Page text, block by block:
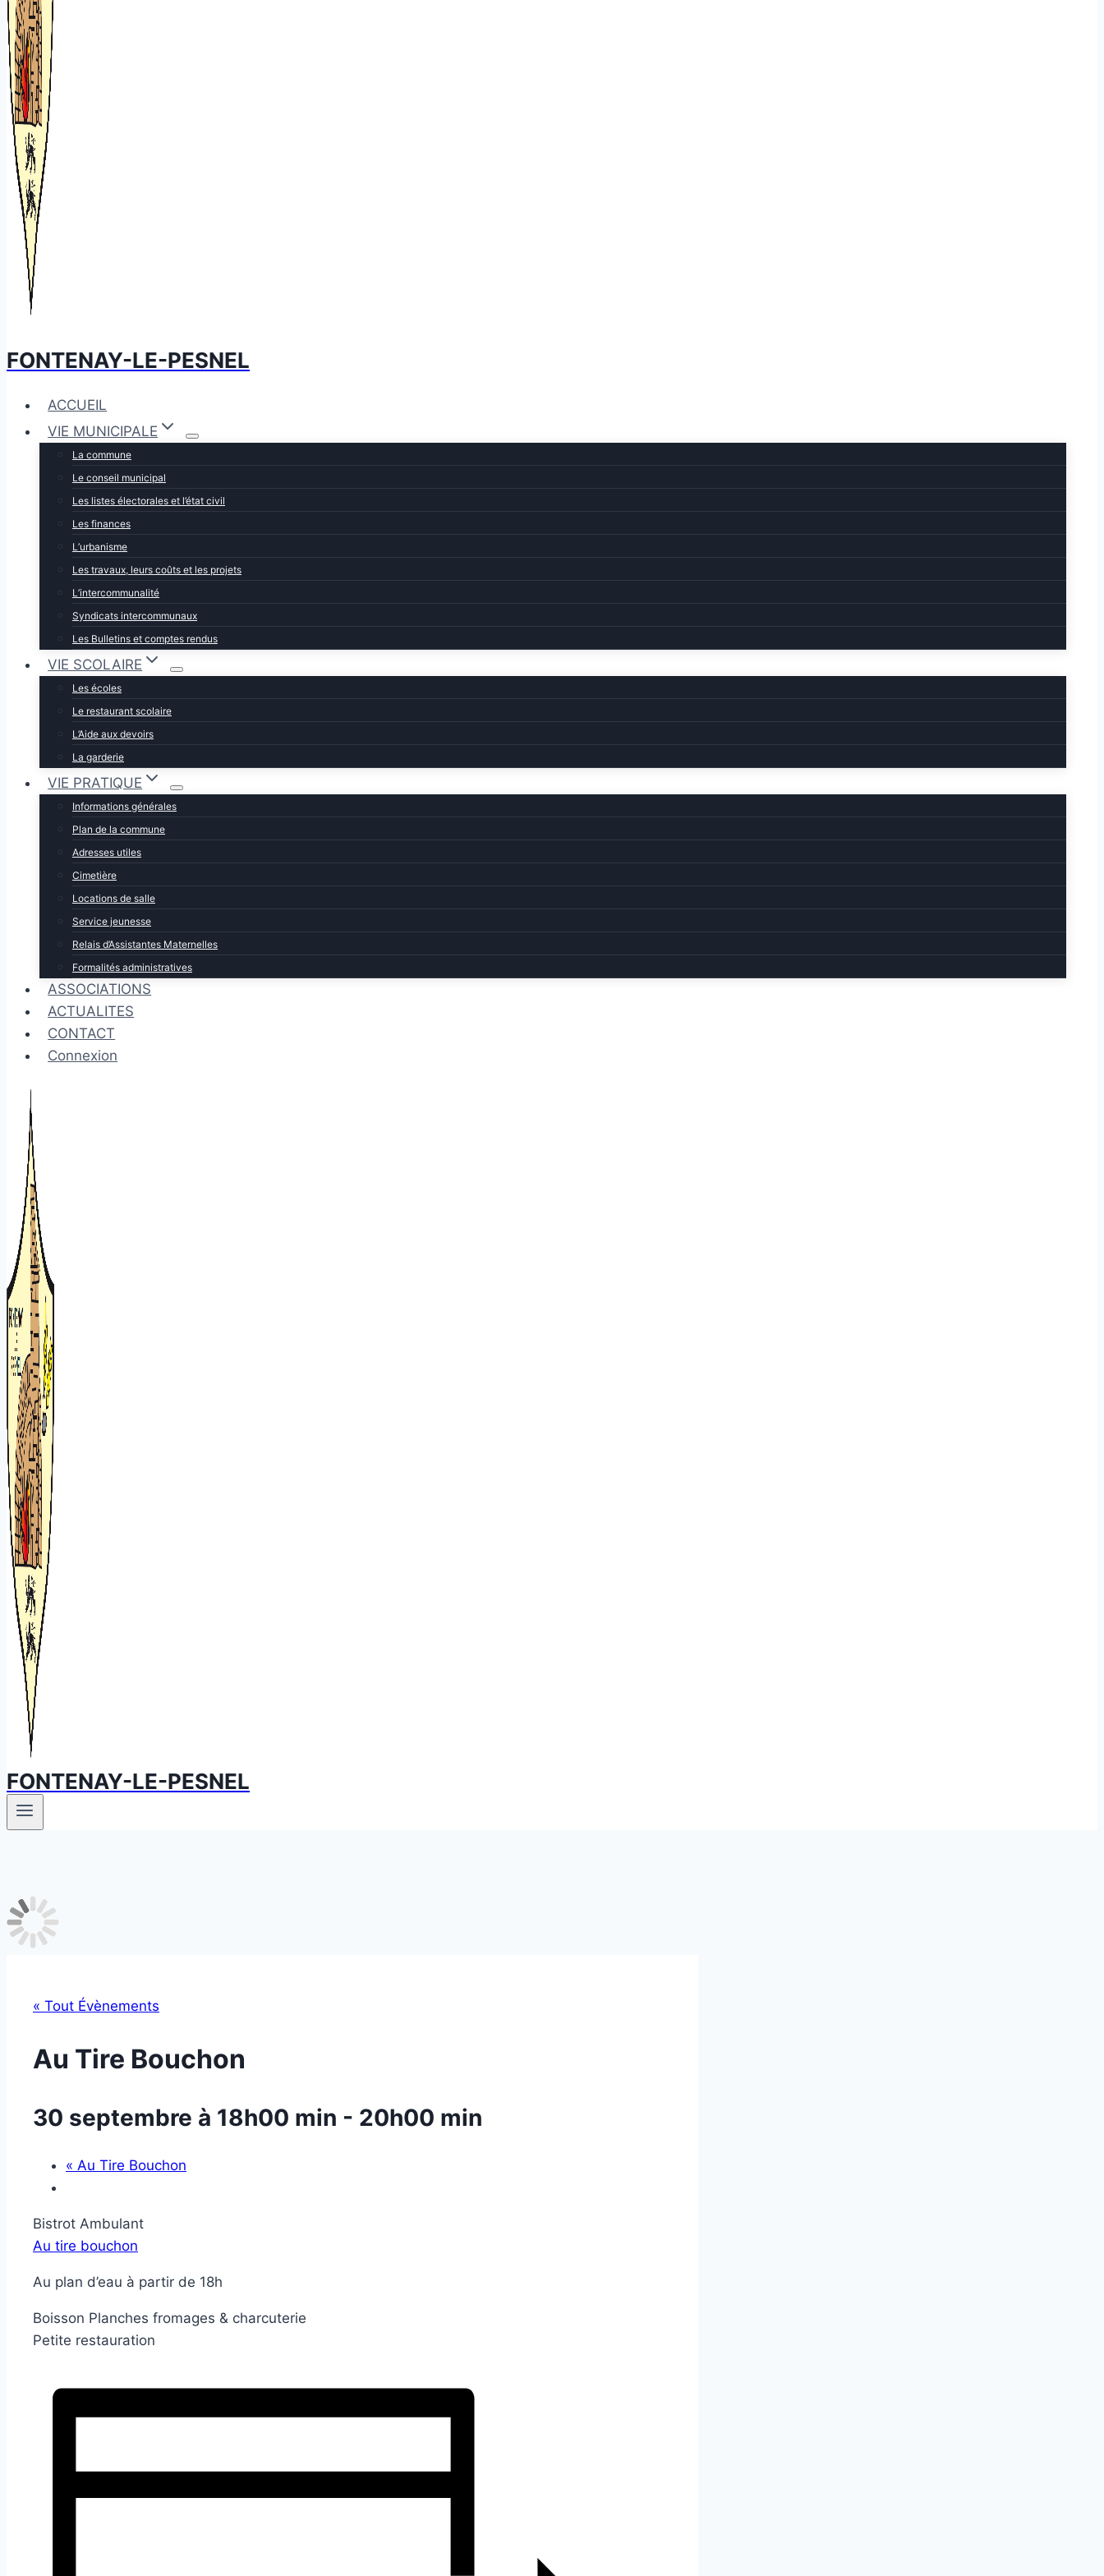
FONTENAY-LE-PESNEL
ACCUEIL
VIE MUNICIPALE
La commune
Le conseil municipal
Les listes électorales et l’état civil
Les finances
L’urbanisme
Les travaux, leurs coûts et les projets
L’intercommunalité
Syndicats intercommunaux
Les Bulletins et comptes rendus
VIE SCOLAIRE
Les écoles
Le restaurant scolaire
L’Aide aux devoirs
La garderie
VIE PRATIQUE
Informations générales
Plan de la commune
Adresses utiles
Cimetière
Locations de salle
Service jeunesse
Relais d’Assistantes Maternelles
Formalités administratives
ASSOCIATIONS
ACTUALITES
CONTACT
Connexion
FONTENAY-LE-PESNEL
« Tout Évènements
Au Tire Bouchon
30 septembre à 18h00 min - 20h00 min
« Au Tire Bouchon
Bistrot Ambulant
Au tire bouchon
Au plan d’eau à partir de 18h
Boisson Planches fromages & charcuterie
Petite restauration